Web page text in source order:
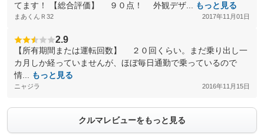
てます！ 【総合評価】 ９０点！ 外観デザ...
もっと見る
まあくんＲ32 2017年11月01日
2.9
【所有期間または運転回数】 ２０回くらい。まだ乗り出し一
カ月しか経っていませんが、ほぼ毎日通勤で乗っているので
情...
もっと見る
ニャジラ 2016年11月15日
クルマレビューをもっと見る